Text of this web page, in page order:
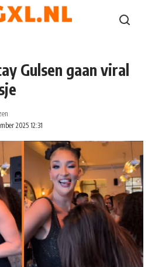
Gulsen gaan viral
2025 12:31